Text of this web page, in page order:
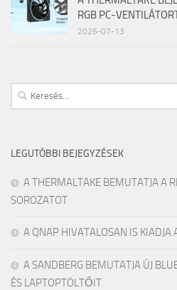
RGB PC-
2026-07-13
Keresés:
LEGUTÓBBI BEJEGYZÉSEK
A THERMALTAKE BEMUTATJA A
SOROZATOT
A QNAP HIVATALOSAN IS KIADJA
A SANDBERG BEMUTATJA ÚJ
ÉS LAPTOPTÖLTŐIT